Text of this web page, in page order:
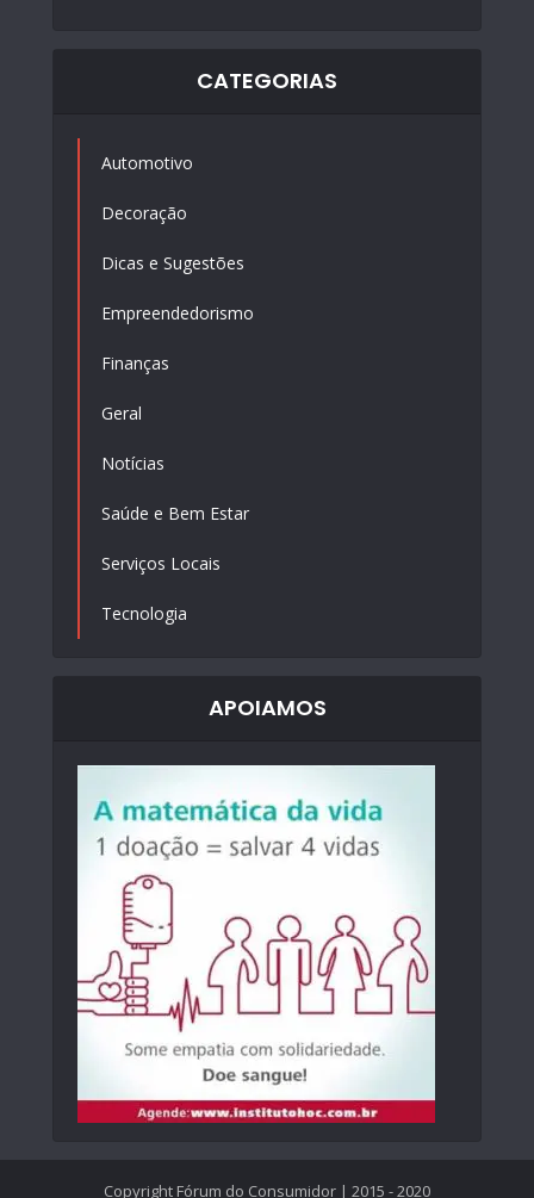
CATEGORIAS
Automotivo
Decoração
Dicas e Sugestões
Empreendedorismo
Finanças
Geral
Notícias
Saúde e Bem Estar
Serviços Locais
Tecnologia
APOIAMOS
Copyright Fórum do Consumidor | 2015 - 2020